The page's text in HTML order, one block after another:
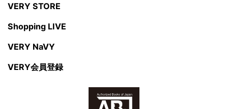
VERY STORE
Shopping LIVE
VERY NaVY
VERY会員登録